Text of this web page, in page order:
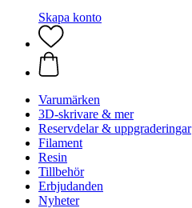
Skapa konto
Varumärken
3D-skrivare & mer
Reservdelar & uppgraderingar
Filament
Resin
Tillbehör
Erbjudanden
Nyheter